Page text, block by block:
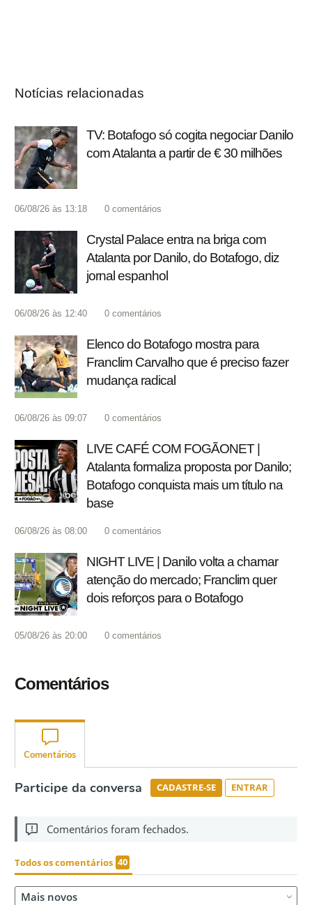
Notícias relacionadas
TV: Botafogo só cogita negociar Danilo
com Atalanta a partir de € 30 milhões
06/08/26 às 13:18 0 comentários
Crystal Palace entra na briga com
Atalanta por Danilo, do Botafogo, diz
jornal espanhol
06/08/26 às 12:40 0 comentários
Elenco do Botafogo mostra para
Franclim Carvalho que é preciso fazer
mudança radical
06/08/26 às 09:07 0 comentários
LIVE CAFÉ COM FOGÃONET |
Atalanta formaliza proposta por Danilo;
Botafogo conquista mais um título na
base
06/08/26 às 08:00 0 comentários
NIGHT LIVE | Danilo volta a chamar
atenção do mercado; Franclim quer
dois reforços para o Botafogo
05/08/26 às 20:00 0 comentários
Comentários